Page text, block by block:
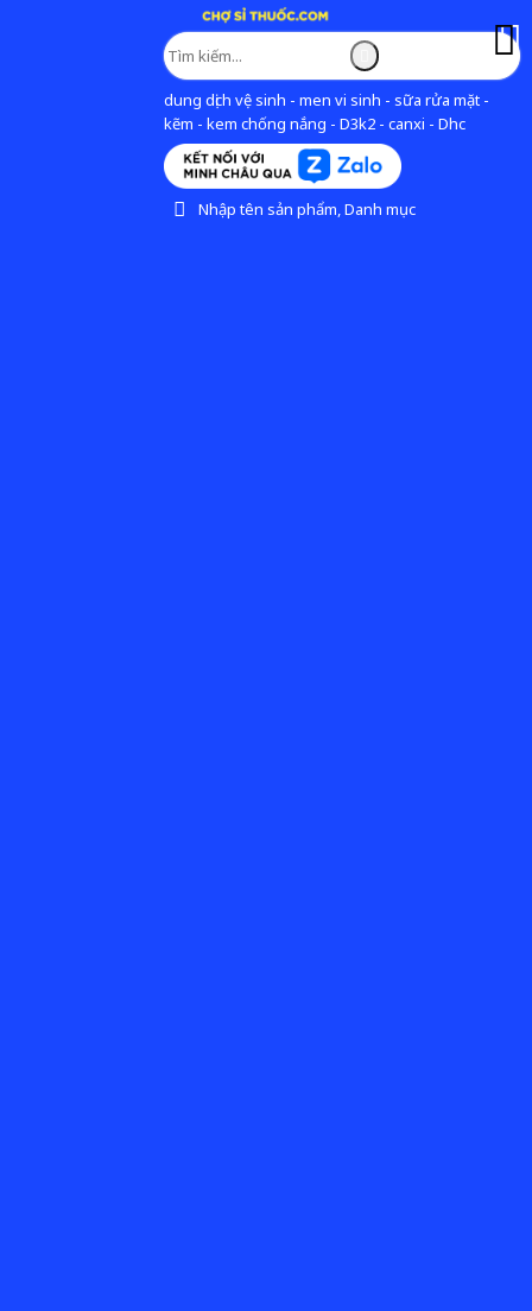
dung dịch vệ sinh - men vi sinh - sữa rửa mặt -
kẽm - kem chống nắng - D3k2 - canxi - Dhc
Nhập tên sản phẩm, Danh mục